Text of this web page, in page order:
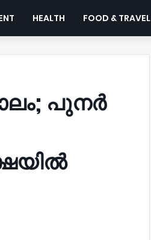
HEALTH FOOD & TRAVEL
പുനർ